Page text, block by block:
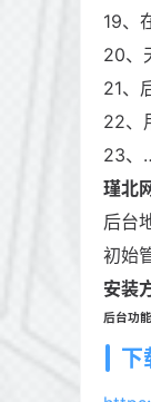
19、
20、
21、
22、
23、
瑾北
后台
初始
安装
后台功能
下